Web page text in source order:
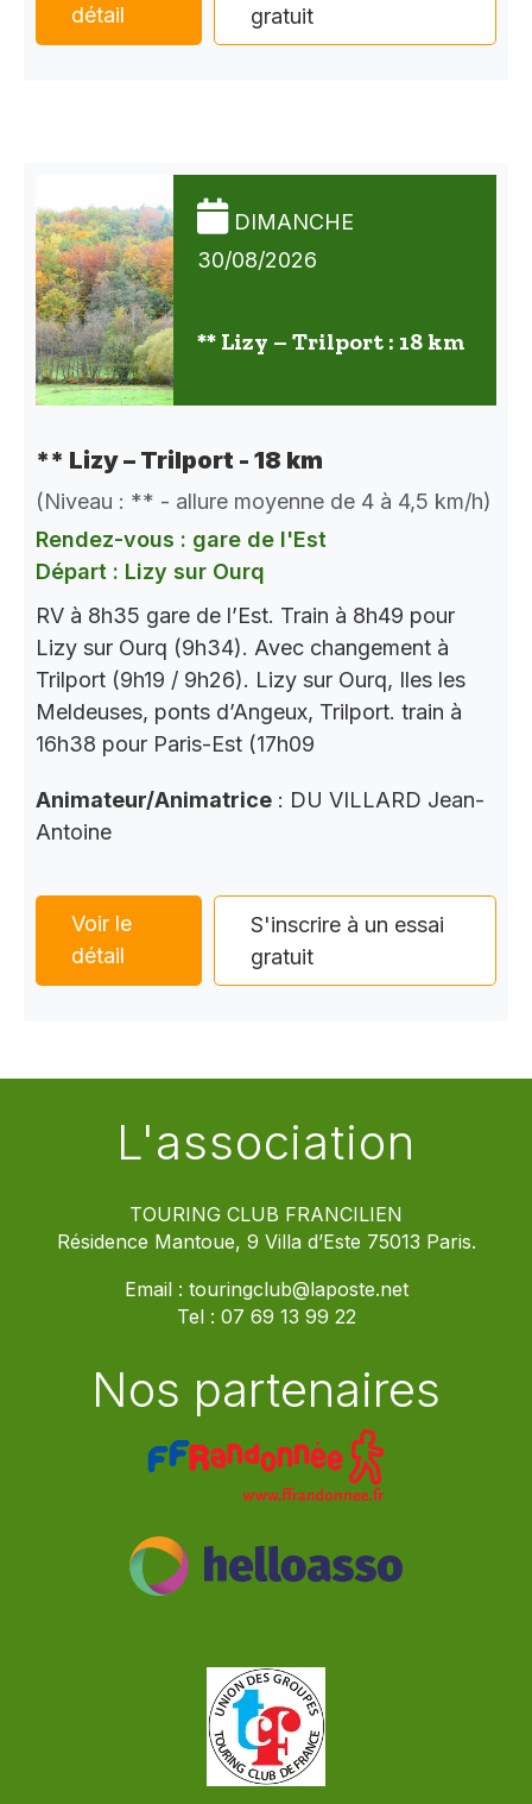
détail
gratuit
DIMANCHE
30/08/2026
** Lizy – Trilport : 18 km
** Lizy – Trilport - 18 km
(Niveau : ** - allure moyenne de 4 à 4,5 km/h)
Rendez-vous : gare de l'Est
Départ : Lizy sur Ourq
RV à 8h35 gare de l’Est. Train à 8h49 pour
Lizy sur Ourq (9h34). Avec changement à
Trilport (9h19 / 9h26). Lizy sur Ourq, Iles les
Meldeuses, ponts d’Angeux, Trilport. train à
16h38 pour Paris-Est (17h09
Animateur/Animatrice : DU VILLARD Jean-
Antoine
Voir le
détail
S'inscrire à un essai
gratuit
L'association
TOURING CLUB FRANCILIEN
Résidence Mantoue, 9 Villa d’Este 75013 Paris.
Email : touringclub@laposte.net
Tel : 07 69 13 99 22
Nos partenaires